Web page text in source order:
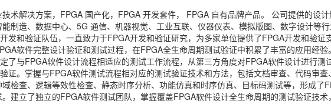
术解决方案，FPGA 国产化，FPGA 开发套件， FPGA 自有品牌产品。 公司提供的设
制造、数据中心、5G 通信、机器视觉、工业互联、仪器仪表、模拟版图、数字设计等
发和验证队伍，一直致力于FPGA开发和验证研究，为多家单位提供了FPGA开发和验证
软件完整设计验证和测试过程，在FPGA全生命周期测试验证中积累了丰富的应用经验
了与FPGA软件设计流程相适应的测试工作流程，从第三方角度对FPGA软件设计进行测
证。掌握与FPGA软件测试流程相对应的测试验证技术和方法，包括文档审查、代码审查
检查、逻辑等效性检查、静态时序分析、功能仿真和时序仿真、目标码测试等，形成了
建立了独立的FPGA软件测试团队，掌握覆盖FPGA软件设计全生命周期的测试验证技术